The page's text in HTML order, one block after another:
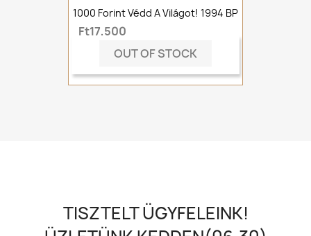
1000 Forint Védd A Világot! 1994 BP
Ft17,500
OUT OF STOCK
TISZTELT ÜGYFELEINK!